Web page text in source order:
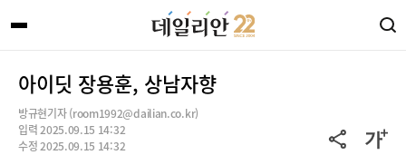
아이딧 장용훈, 상남자향
방규현기자 (room1992@dailian.co.kr)
입력 2025.09.15 14:32
수정 2025.09.15 14:32